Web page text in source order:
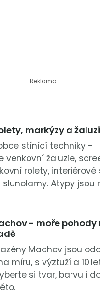
Reklama
markýzy a
stínící techniky -
venkovní žaluzie,
rolety, interiérové
Atypy jsou
- moře pohody
Machov jsou
míru, s výztuží a 10
si tvar, barvu i